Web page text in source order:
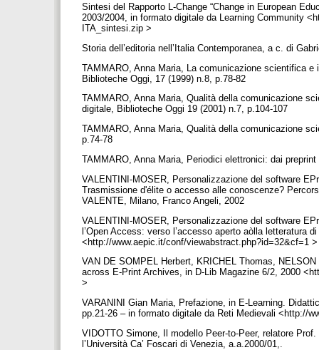
Sintesi del Rapporto L-Change “Change in European
2003/2004, in formato digitale da Learning Community
ITA_sintesi.zip >
Storia dell’editoria nell’Italia Contemporanea, a c. di
TAMMARO, Anna Maria, La comunicazione scientifica
Biblioteche Oggi, 17 (1999) n.8, p.78-82
TAMMARO, Anna Maria, Qualità della comunicazione
digitale, Biblioteche Oggi 19 (2001) n.7, p.104-107
TAMMARO, Anna Maria, Qualità della comunicazione
p.74-78
TAMMARO, Anna Maria, Periodici elettronici: dai
VALENTINI-MOSER, Personalizzazione del software
Trasmissione d'élite o accesso alle conoscenze?
VALENTE, Milano, Franco Angeli, 2002
VALENTINI-MOSER, Personalizzazione del software
l’Open Access: verso l’accesso aperto aòlla letteratura
<http://www.aepic.it/conf/viewabstract.php?id=32&cf=1
VAN DE SOMPEL Herbert, KRICHEL Thomas,
across E-Print Archives, in D-Lib Magazine 6/2, 2000
>
VARANINI Gian Maria, Prefazione, in E-Learning.
pp.21-26 – in formato digitale da Reti Medievali <http://
VIDOTTO Simone, Il modello Peer-to-Peer, relatore
l’Università Ca’ Foscari di Venezia, a.a.2000/01,.